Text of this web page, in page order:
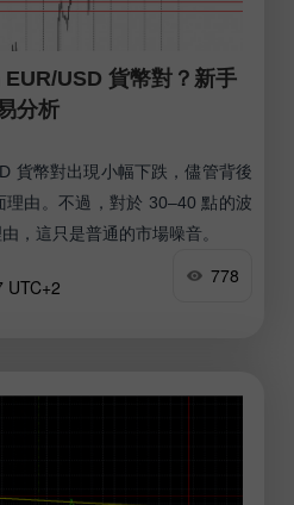
USD 貨幣對？新手
分析
貨幣對出現小幅下跌，儘管背後
由。不過，對於 30–40 點的波
，這只是普通的市場噪音。
UTC+2
778